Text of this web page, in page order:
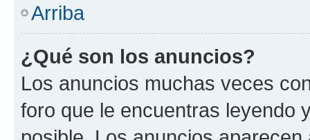
Arriba
¿Qué son los anuncios?
Los anuncios muchas veces
foro que le encuentras leyendo